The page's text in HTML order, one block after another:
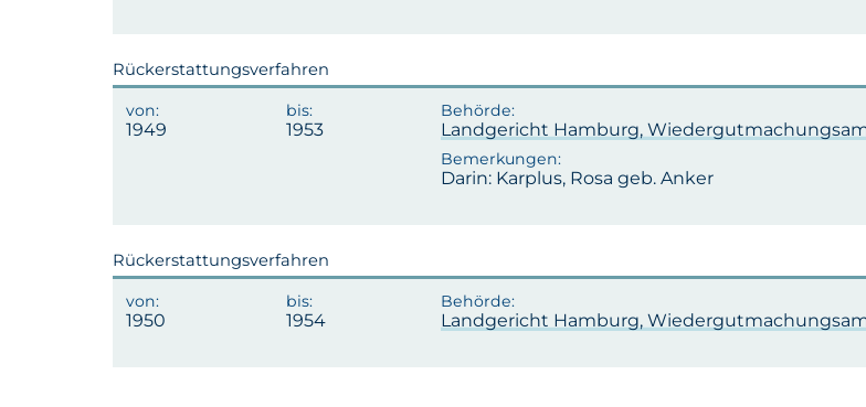
Rückerstattungsverfahren
1949 1953 Landgericht Hamburg,
Darin: Karplus, Rosa geb. Anker
Rückerstattungsverfahren
1950 1954 Landgericht Hamburg,